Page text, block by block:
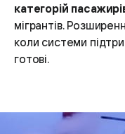
категорій
мігрантів.
коли системи
готові.